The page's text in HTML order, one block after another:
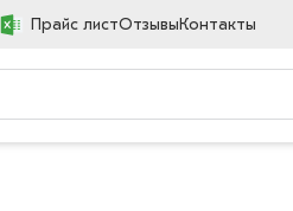
Прайс листОтзывыКонтакты